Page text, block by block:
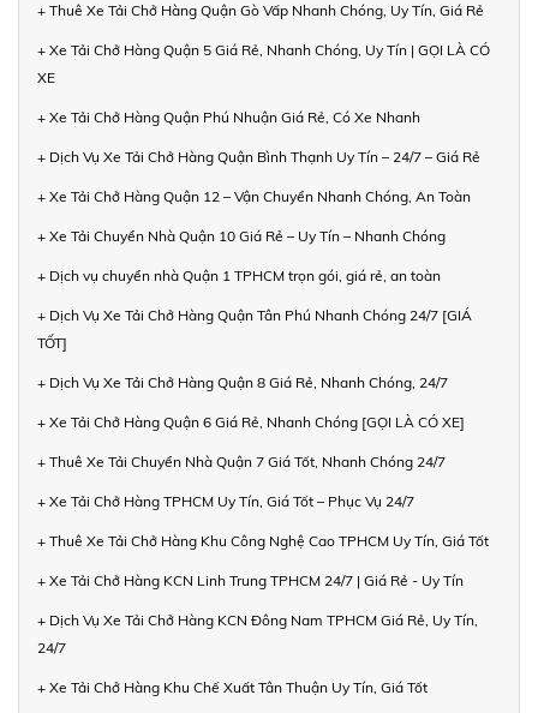
+ Thuê Xe Tải Chở Hàng Quận Gò Vấp Nhanh Chóng, Uy Tín, Giá Rẻ
+ Xe Tải Chở Hàng Quận 5 Giá Rẻ, Nhanh Chóng, Uy Tín | GỌI LÀ CÓ
XE
+ Xe Tải Chở Hàng Quận Phú Nhuận Giá Rẻ, Có Xe Nhanh
+ Dịch Vụ Xe Tải Chở Hàng Quận Bình Thạnh Uy Tín – 24/7 – Giá Rẻ
+ Xe Tải Chở Hàng Quận 12 – Vận Chuyển Nhanh Chóng, An Toàn
+ Xe Tải Chuyển Nhà Quận 10 Giá Rẻ – Uy Tín – Nhanh Chóng
+ Dịch vụ chuyển nhà Quận 1 TPHCM trọn gói, giá rẻ, an toàn
+ Dịch Vụ Xe Tải Chở Hàng Quận Tân Phú Nhanh Chóng 24/7 [GIÁ
TỐT]
+ Dịch Vụ Xe Tải Chở Hàng Quận 8 Giá Rẻ, Nhanh Chóng, 24/7
+ Xe Tải Chở Hàng Quận 6 Giá Rẻ, Nhanh Chóng [GỌI LÀ CÓ XE]
+ Thuê Xe Tải Chuyển Nhà Quận 7 Giá Tốt, Nhanh Chóng 24/7
+ Xe Tải Chở Hàng TPHCM Uy Tín, Giá Tốt – Phục Vụ 24/7
+ Thuê Xe Tải Chở Hàng Khu Công Nghệ Cao TPHCM Uy Tín, Giá Tốt
+ Xe Tải Chở Hàng KCN Linh Trung TPHCM 24/7 | Giá Rẻ - Uy Tín
+ Dịch Vụ Xe Tải Chở Hàng KCN Đông Nam TPHCM Giá Rẻ, Uy Tín,
24/7
+ Xe Tải Chở Hàng Khu Chế Xuất Tân Thuận Uy Tín, Giá Tốt